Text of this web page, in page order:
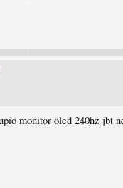
monitor oled 240hz jbt